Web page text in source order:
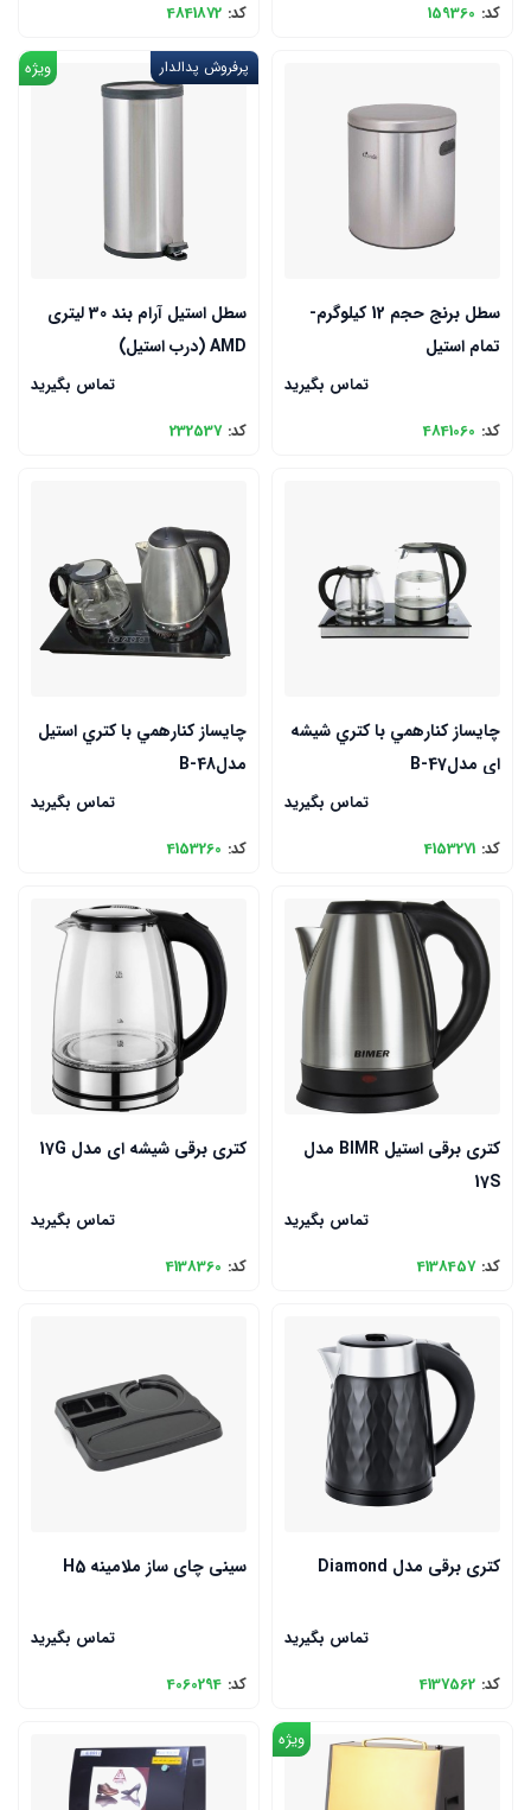
کد: 159360
کد: 4841872
سطل برنج حجم 12 کیلوگرم-
تمام استیل
تماس بگیرید
کد: 4841060
پرفروش پدالدار ویژه
سطل استیل آرام بند 30 لیتری
AMD (درب استیل)
تماس بگیرید
کد: 232537
چايساز كنارهمي با كتري شیشه
ای مدلB-47
تماس بگیرید
کد: 4153271
چايساز كنارهمي با كتري استيل
مدلB-48
تماس بگیرید
کد: 4153260
کتری برقی استیل BIMR مدل
17S
تماس بگیرید
کد: 4138457
کتری برقی شیشه ای مدل 17G
تماس بگیرید
کد: 4138360
کتری برقی مدل Diamond
تماس بگیرید
کد: 4137562
سینی چای ساز ملامینه H5
تماس بگیرید
کد: 4060294
ویژه